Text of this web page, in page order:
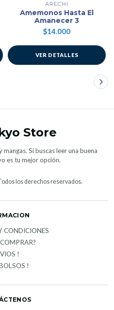
ARECHI
Amemonos Hasta El
Amanecer 3
$14.000
VER DETALLES
Store
Si buscas leer una buena
es tu mejor opción.
los derechos reservados.
CONDICIONES
!
!